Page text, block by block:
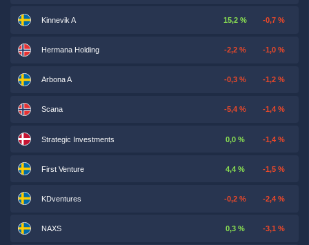
Kinnevik A 15,2 % -0,7 %
Hermana Holding -2,2 % -1,0 %
Arbona A -0,3 % -1,2 %
Scana -5,4 % -1,4 %
Strategic Investments 0,0 % -1,4 %
First Venture 4,4 % -1,5 %
KDventures -0,2 % -2,4 %
NAXS 0,3 % -3,1 %